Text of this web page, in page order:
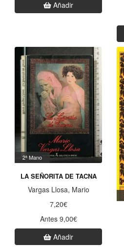
Añadir
2ª Mano
LA SEÑORITA DE TACNA
Vargas Llosa, Mario
7,20€
Antes 9,00€
Añadir